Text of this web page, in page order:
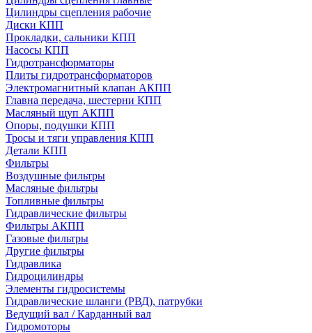
Цилиндры сцепления рабочие
Диски КПП
Прокладки, сальники КПП
Насосы КПП
Гидротрансформаторы
Плиты гидротрансформаторов
Электромагнитный клапан АКПП
Главна передача, шестерни КПП
Масляный щуп АКПП
Опоры, подушки КПП
Тросы и тяги управления КПП
Детали КПП
Фильтры
Воздушные фильтры
Масляные фильтры
Топливные фильтры
Гидравлические фильтры
Фильтры АКПП
Газовые фильтры
Другие фильтры
Гидравлика
Гидроцилиндры
Элементы гидросистемы
Гидравлические шланги (РВД), патрубки
Ведущий вал / Карданный вал
Гидромоторы